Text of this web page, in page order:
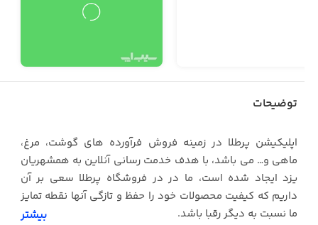
توضیحات
اپلیکیشن پرطلا در زمینه فروش فرآورده های گوشت، مرغ،
ماهی و… می باشد، با هدف خدمت رسانی آنلاین به همشهریان
یزد ایجاد شده است، ما در در فروشگاه پرطلا سعی بر آن
داریم که کیفیت محصولات خود را حفظ و تازگی آنها نقطه تمایز
ما نسبت به دیگر رقبا باشد.
بیشتر